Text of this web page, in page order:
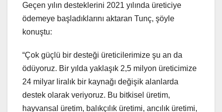
Geçen yılın desteklerini 2021 yılında üreticiye
ödemeye başladıklarını aktaran Tunç, şöyle
konuştu:
“Çok güçlü bir desteği üreticilerimize şu an da
ödüyoruz. Bir yılda yaklaşık 2,5 milyon üreticimize
24 milyar liralık bir kaynağı değişik alanlarda
destek olarak veriyoruz. Bu bitkisel üretim,
hayvansal üretim, balıkçılık üretimi, arıcılık üretimi,